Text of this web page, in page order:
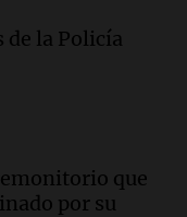
de
en medio
la Policía
que
por su